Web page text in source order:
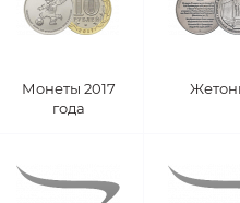
Монеты 2017
года